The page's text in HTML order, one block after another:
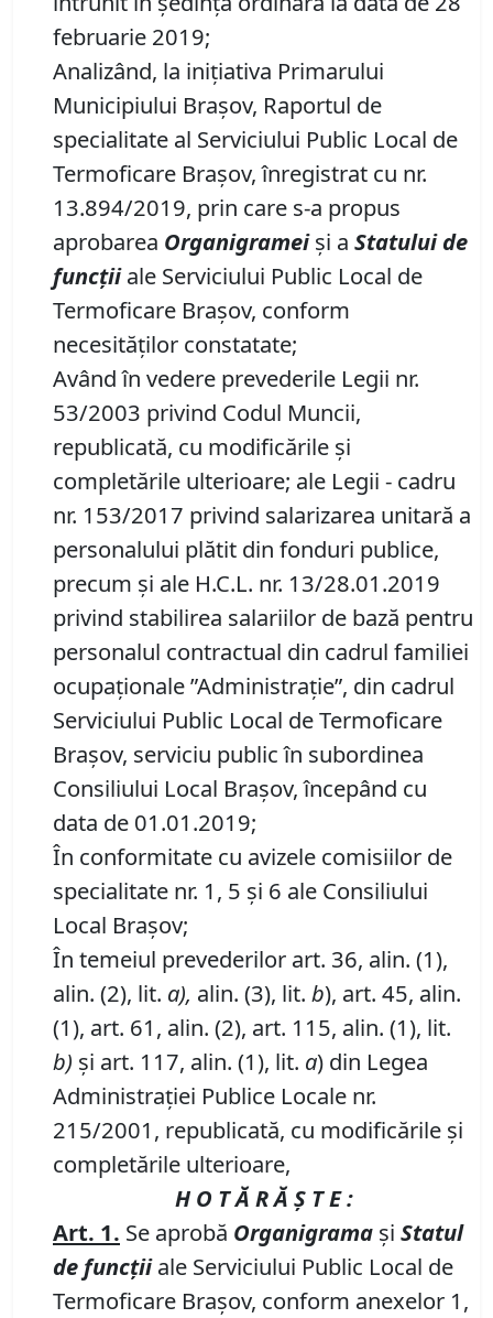
februarie 2019;
Analizând, la iniţiativa Primarului
Municipiului Braşov, Raportul de
specialitate al Serviciului Public Local de
Termoficare Braşov, înregistrat cu nr.
13.894/2019, prin care s-a propus
aprobarea Organigrameişi a Statului de
funcţiiale Serviciului Public Local de
Termoficare Braşov, conform
necesităţilor constatate;
Având în vedere prevederile Legii nr.
53/2003 privind Codul Muncii,
republicată, cu modificările şi
completările ulterioare; ale Legii - cadru
nr. 153/2017 privind salarizarea unitară a
personalului plătit din fonduri publice,
precum şi ale H.C.L. nr. 13/28.01.2019
privind stabilirea salariilor de bază pentru
personalul contractual din cadrul familiei
ocupaţionale ”Administraţie”, din cadrul
Serviciului Public Local de Termoficare
Braşov, serviciu public în subordinea
Consiliului Local Braşov, începând cu
data de 01.01.2019;
În conformitate cu avizele comisiilor de
specialitate nr. 1, 5 şi 6 ale Consiliului
Local Braşov;
În temeiul prevederilor art. 36, alin. (1),
alin. (2), lit. a), alin. (3), lit. b), art. 45, alin.
(1), art. 61, alin. (2), art. 115, alin. (1), lit.
b) şi art. 117, alin. (1), lit. a) din Legea
Administraţiei Publice Locale nr.
215/2001, republicată, cu modificările şi
completările ulterioare,
H O T Ă R Ă Ş T E :
Art. 1. Se aprobă Organigrama şi Statul
de funcţiiale Serviciului Public Local de
Termoficare Braşov, conform anexelor 1,